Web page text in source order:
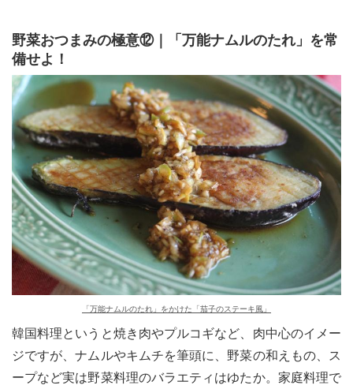
野菜おつまみの極意⑫｜「万能ナムルのたれ」を常
備せよ！
「万能ナムルのたれ」をかけた「茄子のステーキ風」
韓国料理というと焼き肉やプルコギなど、肉中心のイメー
ジですが、ナムルやキムチを筆頭に、野菜の和えもの、ス
ープなど実は野菜料理のバラエティはゆたか。家庭料理で